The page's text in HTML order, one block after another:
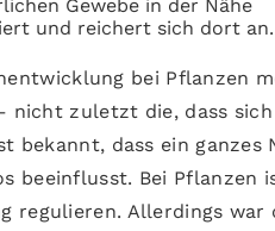
Gewebe in der Nähe
und reichert sich dort an.
bei Pflanzen
nicht zuletzt die, dass
bekannt, dass ein ganzes
beeinflusst. Bei Pflanzen
regulieren. Allerdings war